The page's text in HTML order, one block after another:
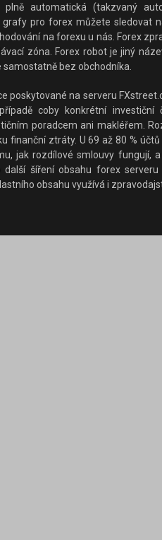
plně automatická (takzvaný
pro forex můžete sledovat
na forexu u nás. Forex
zóna. Forex robot je jiný
bez obchodníka.
poskytované na serveru
coby konkrétní investiční
poradcem ani makléřem.
finanční ztráty. U 69 až 80 %
jak rozdílové smlouvy fungují,
další šíření obsahu forex
obsahu využívá i